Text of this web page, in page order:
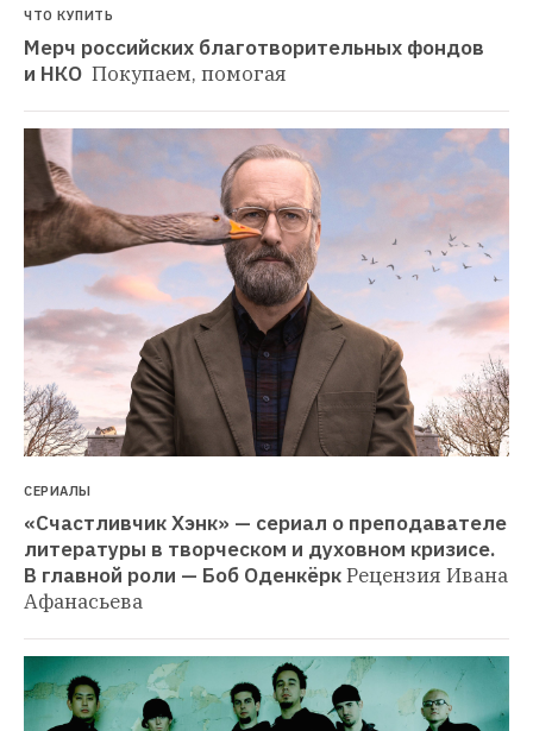
ЧТО КУПИТЬ
Мерч российских благотворительных фондов
и НКО Покупаем, помогая
СЕРИАЛЫ
«Счастливчик Хэнк» — сериал о преподавателе
литературы в творческом и духовном кризисе.
В главной роли — Боб ОденкёркРецензия Ивана
Афанасьева